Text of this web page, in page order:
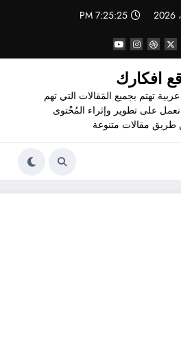
7:25:26 PM
افكارك
تهتم بجميع المَقالات التي تهم
على تطوير وإثراء المُحْتوى
طريق مقالات متنوعة